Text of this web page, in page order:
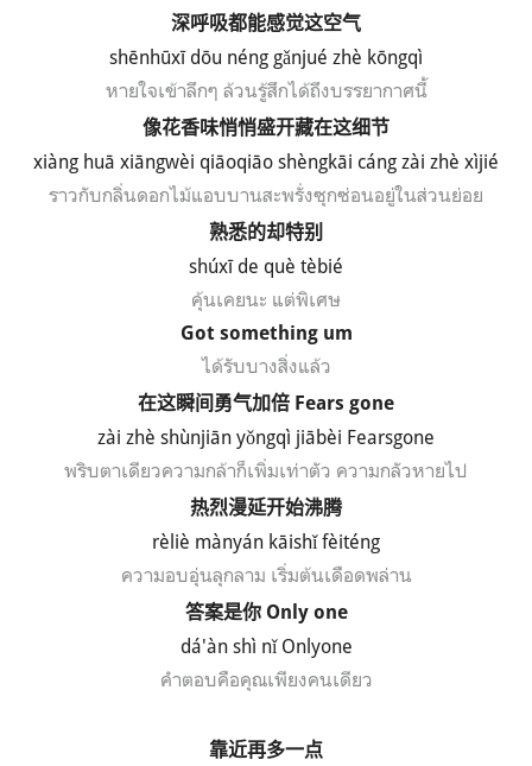
深呼吸都能感觉这空气
shēnhūxī dōu néng gǎnjué zhè kōngqì
หายใจเข้าลึกๆ ล้วนรู้สึกได้ถึงบรรยากาศนี้
像花香味悄悄盛开藏在这细节
xiàng huā xiāngwèi qiāoqiāo shèngkāi cáng zài zhè xìjié
ราวกับกลิ่นดอกไม้แอบบานสะพรั่งซุกซ่อนอยู่ในส่วนย่อย
熟悉的却特别
shúxī de què tèbié
คุ้นเคยนะ แต่พิเศษ
Got something um
ได้รับบางสิ่งแล้ว
在这瞬间勇气加倍 Fears gone
zài zhè shùnjiān yǒngqì jiābèi Fearsgone
พริบตาเดียวความกล้าก็เพิ่มเท่าตัว ความกลัวหายไป
热烈漫延开始沸腾
rèliè mànyán kāishǐ fèiténg
ความอบอุ่นลุกลาม เริ่มต้นเดือดพล่าน
答案是你 Only one
dá'àn shì nǐ Onlyone
คำตอบคือคุณเพียงคนเดียว
靠近再多一点